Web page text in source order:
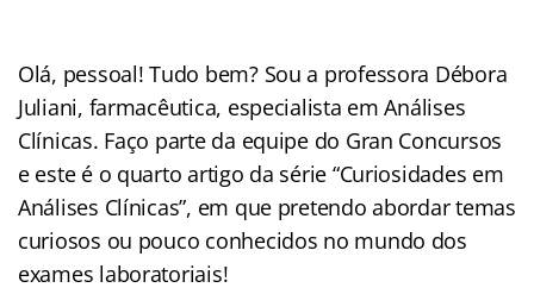
Olá, pessoal! Tudo bem? Sou a professora Débora
Juliani, farmacêutica, especialista em Análises
Clínicas. Faço parte da equipe do Gran Concursos
e este é o quarto artigo da série “Curiosidades em
Análises Clínicas”, em que pretendo abordar temas
curiosos ou pouco conhecidos no mundo dos
exames laboratoriais!